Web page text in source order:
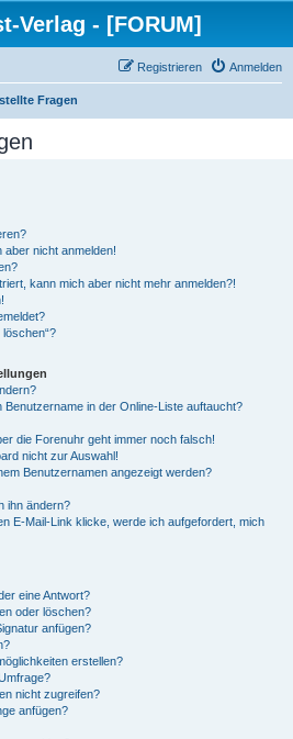
Verlag - [FORUM]
Anmelden
Registrieren
Fragen
nicht anmelden!
kann mich aber nicht mehr anmelden?!
in der Online-Liste auftaucht?
die Forenuhr geht immer noch falsch!
nicht zur Auswahl!
Benutzernamen angezeigt werden?
ihn ändern?
E-Mail-Link klicke, werde ich aufgefordert, mich
eine Antwort?
oder löschen?
anfügen?
erstellen?
nicht zugreifen?
anfügen?